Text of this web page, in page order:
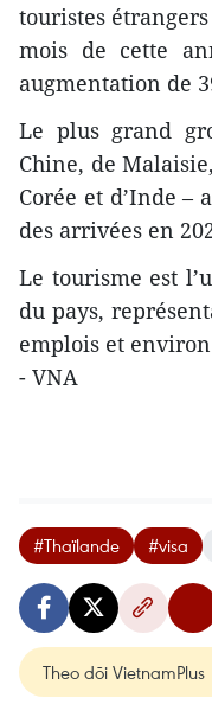
touristes
mois de cette
augmentation de
Le plus grand
Chine, de
Corée et d’Inde –
des arrivées en
Le tourisme est
du pays,
emplois et
- VNA
#Thaïlande #visa
Theo dõi VietnamPlus